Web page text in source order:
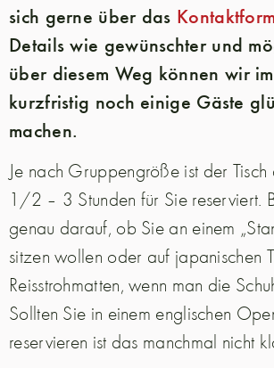
sich gerne über das
Details wie gewünschter und
über diesem Weg können wir
kurzfristig noch einige Gäste
machen.
Je nach Gruppengröße ist der
1/2 – 3 Stunden für Sie reserviert.
genau darauf, ob Sie an einem
sitzen wollen oder auf japanischen
Reisstrohmatten, wenn man die
Sollten Sie in einem englischen
reservieren ist das manchmal nicht